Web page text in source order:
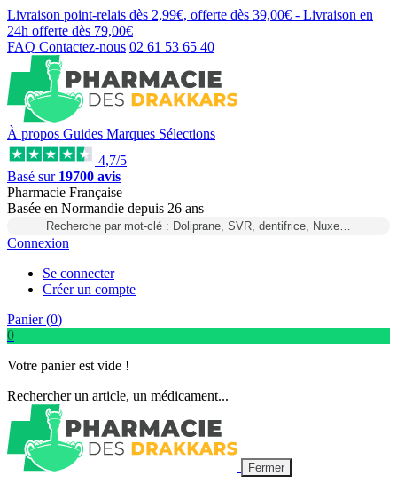
Livraison point-relais dès 2,99€, offerte dès 39,00€ - Livraison en
24h offerte dès 79,00€
FAQ Contactez-nous 02 61 53 65 40
À propos Guides Marques Sélections
4,7/5
Basé sur 19700 avis
Pharmacie Française
Basée en Normandie depuis 26 ans
Recherche par mot-clé : Doliprane, SVR, dentifrice, Nuxe…
Connexion
Se connecter
Créer un compte
Panier (0)
0
Votre panier est vide !
Rechercher un article, un médicament...
Fermer